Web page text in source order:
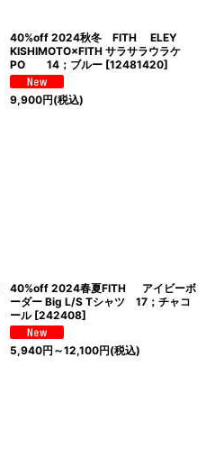
40%off 2024秋冬 FITH ELEY
KISHIMOTO×FITH サラサラウラケ
PO 14；ブルー [12481420]
9,900円(税込)
40%off 2024春夏FITH アイビーボ
ーダー Big L/S Tシャツ 17；チャコ
ール [242408]
5,940円 ～12,100円(税込)